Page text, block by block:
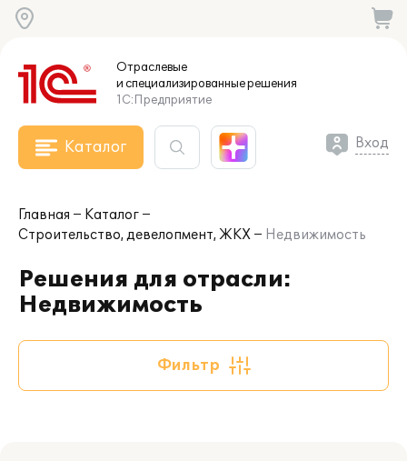
Отраслевые
и специализированныерешения
1С:Предприятие
Каталог Вход
Главная
Каталог
Строительство, девелопмент, ЖКХ
Недвижимость
Решения для отрасли:
Недвижимость
Фильтр